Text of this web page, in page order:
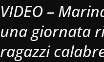
VIDEO –
una giornata
ragazzi